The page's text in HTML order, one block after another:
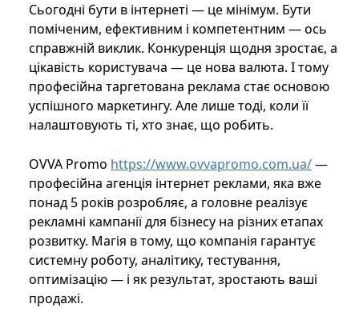
Сьогодні бути в інтернеті — це мінімум. Бути
поміченим, ефективним і компетентним — ось
справжній виклик. Конкуренція щодня зростає, а
цікавість користувача — це нова валюта. І тому
професійна таргетована реклама стає основою
успішного маркетингу. Але лише тоді, коли її
налаштовують ті, хто знає, що робить.
OVVA Promo https://www.ovvapromo.com.ua/—
професійна агенція інтернет реклами, яка вже
понад 5 років розробляє, а головне реалізує
рекламні кампанії для бізнесу на різних етапах
розвитку. Магія в тому, що компанія гарантує
системну роботу, аналітику, тестування,
оптимізацію — і як результат, зростають ваші
продажі.